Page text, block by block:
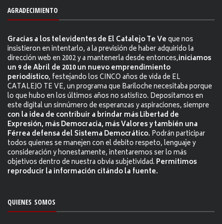
AGRADECIMIENTO
Gracias a los televidentes de El Catalejo Te Veque nos
insistieron en intentarlo, a la previsión de haber adquirido la
dirección web en 2002 y a mantenerla desde entonces,iniciamos
un 9 de Abril de 2010 un nuevo emprendimiento
periodístico, festejando los CINCO años de vida de EL
CATALEJO TE VE, un programa que Bariloche necesitaba porque
lo que hubo en los últimos años no satisfizo. Depositamos en
este digital un sinnúmero de esperanzas y aspiraciones, siempre
con la idea de contribuir a brindar más Libertad de
Expresión, más Democracia, más Valores y también una
Férrea defensa del Sistema Democrático. Podrán participar
todos quienes se manejen con el debito respeto, lenguaje y
consideración y honestamente, intentaremos ser lo más
objetivos dentro de nuestra obvia subjetividad. Permitimos
reproducir la información citándo la fuente.
QUIENES SOMOS